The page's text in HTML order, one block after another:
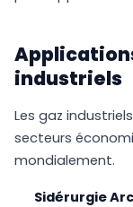
industriels
Les gaz
secteurs
mondialement.
Sidérurgie